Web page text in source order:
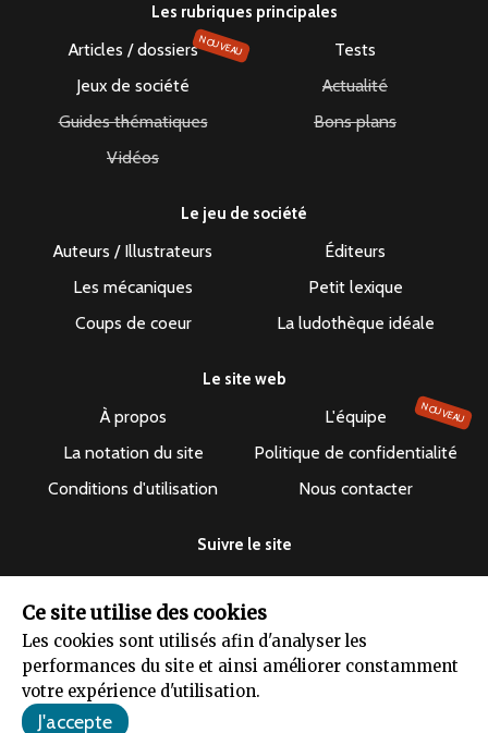
Ce site utilise des cookies
Les cookies sont utilisés afin d'analyser les
performances du site et ainsi améliorer constamment
votre expérience d'utilisation.
Les rubriques principales
Articles / dossiersNOUVEAU
Tests
Jeux de société
Actualité
Guides thématiques
Bons plans
Vidéos
Le jeu de société
Auteurs / Illustrateurs
Éditeurs
Les mécaniques
Petit lexique
Coups de coeur
La ludothèque idéale
Le site web
À propos L'équipe NOUVEAU
La notation du site
Politique de confidentialité
Conditions d'utilisation
Nous contacter
Suivre le site
Le dépuncheur ©2019-2026 - Tous droits réservés